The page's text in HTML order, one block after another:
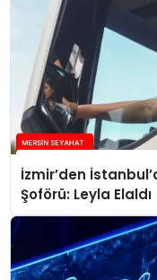
İzmir’den
Şoförü: Leyla Elaldı